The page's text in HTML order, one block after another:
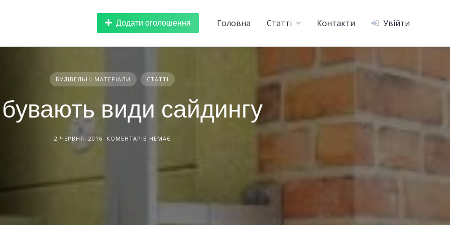
Головна Статті Контакти Увійти
Додати оголошення
БУДІВЕЛЬНІ МАТЕРІАЛИ СТАТТІ
бувають види сайдингу
2 ЧЕРВНЯ, 2016 КОМЕНТАРІВ НЕМАЄ